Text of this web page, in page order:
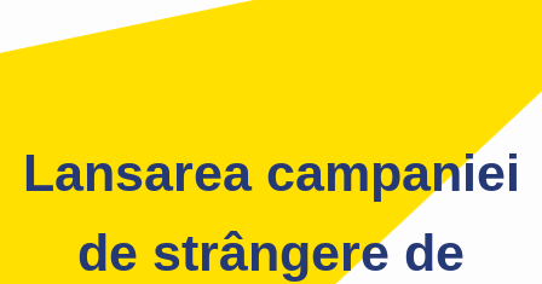
Lansarea campaniei
de strângere de